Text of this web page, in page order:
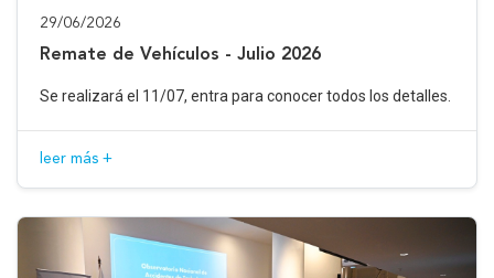
29/06/2026
Remate de Vehículos - Julio 2026
Se realizará el 11/07, entra para conocer todos los detalles.
leer más +